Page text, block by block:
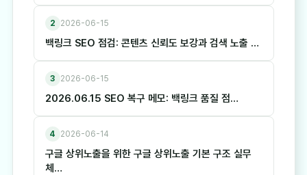
2 2026-06-15
백링크 SEO 점검: 콘텐츠 신뢰도 보강과 검색 노출 …
3 2026-06-15
2026.06.15 SEO 복구 메모: 백링크 품질 점…
4 2026-06-14
구글 상위노출을 위한 구글 상위노출 기본 구조 실무
체…